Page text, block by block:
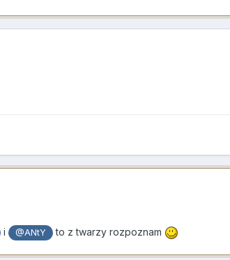
i @ANtY to z twarzy rozpoznam